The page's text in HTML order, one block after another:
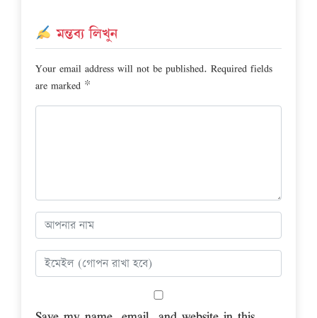
মন্তব্য লিখুন
Your email address will not be published. Required fields
are marked *